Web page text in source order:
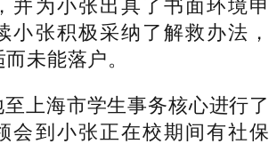
并为小张出具了书面环境申
小张积极采纳了解救办法，
未能落户。
海市学生事务核心进行了
会到小张正在校期间有社保